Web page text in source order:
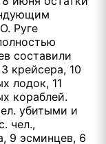
Руге
составили
крейсера, 10
лодок, 11
кораблей.
убитыми и
чел.,
9 эсминцев, 6